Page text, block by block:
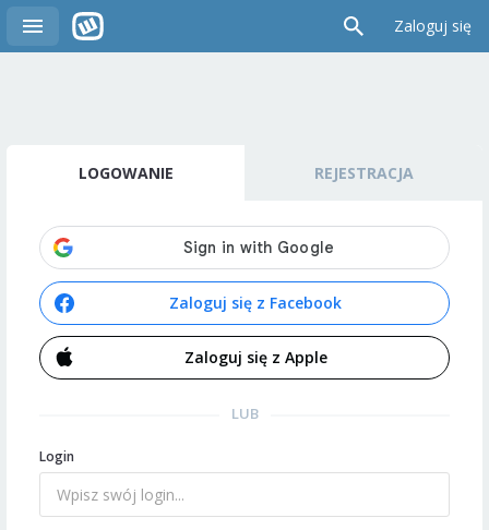
Zaloguj się
LOGOWANIE REJESTRACJA
Zaloguj się z Facebook
Zaloguj się z Apple
LUB
Login